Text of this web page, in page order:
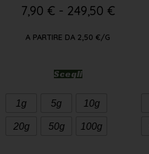
7,90 € - 249,50 €
A PARTIRE DA 2,50 €/G
Scegli
1g 5g 10g
20g 50g 100g